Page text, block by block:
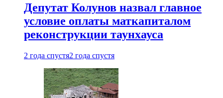
Депутат Колунов назвал главное
условие оплаты маткапиталом
реконструкции таунхауса
2 года спустя2 года спустя